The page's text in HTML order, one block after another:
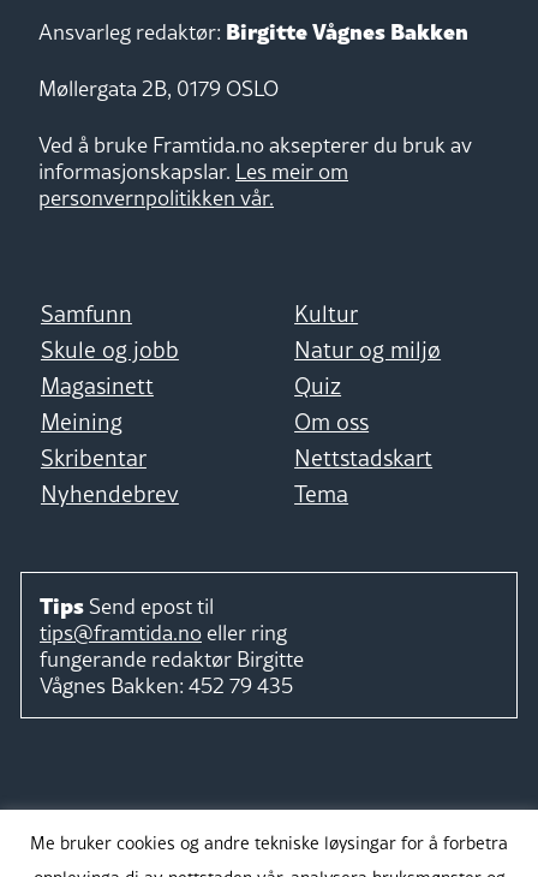
Ansvarleg redaktør: Birgitte Vågnes Bakken
Møllergata 2B, 0179 OSLO
Ved å bruke Framtida.no aksepterer du bruk av
informasjonskapslar. Les meir om
personvernpolitikken vår.
Samfunn
Kultur
Skule og jobb
Natur og miljø
Magasinett
Quiz
Meining
Om oss
Skribentar
Nettstadskart
Nyhendebrev
Tema
Tips Send epost til
tips@framtida.no eller ring
fungerande redaktør Birgitte
Vågnes Bakken: 452 79 435
Me bruker cookies og andre tekniske løysingar for å forbetra